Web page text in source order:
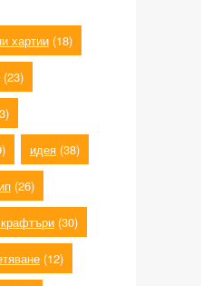
хартии (18)
(23)
идея (38)
(26)
(30)
(12)